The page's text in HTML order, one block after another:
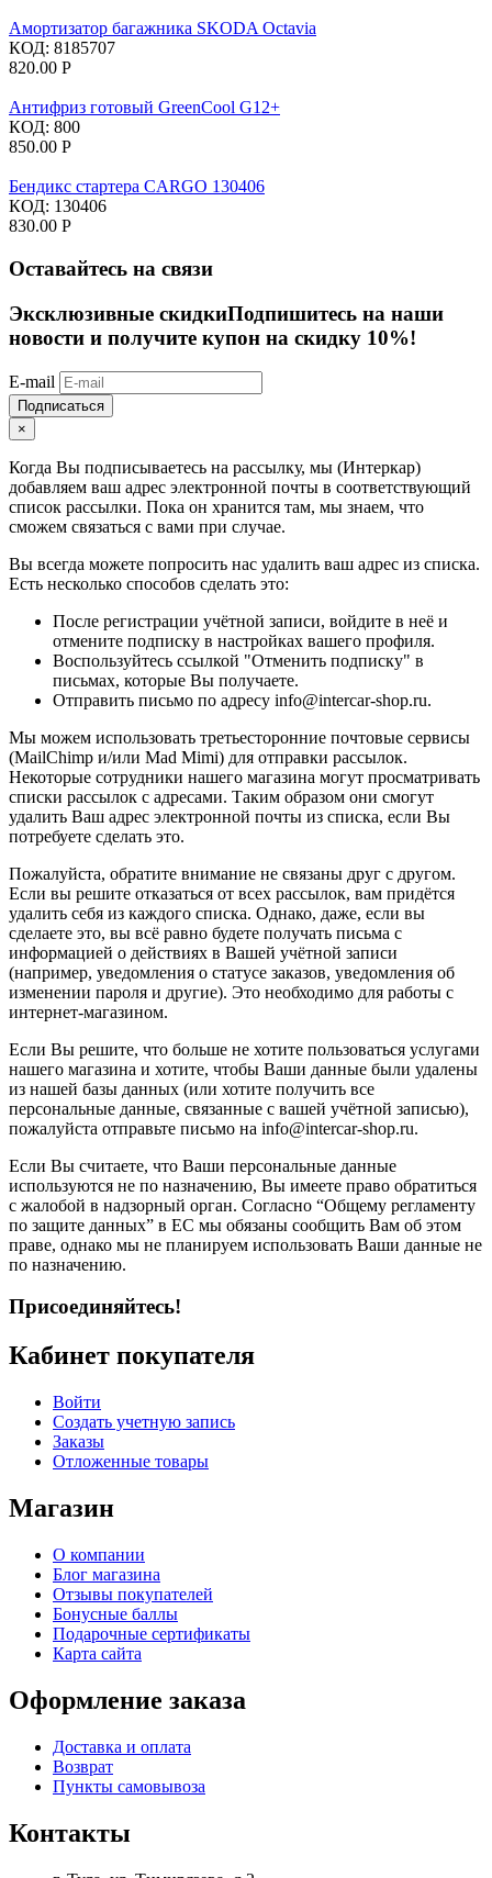
Амортизатор багажника SKODA Octavia
КОД: 8185707
820.00 Р
Антифриз готовый GreenCool G12+
КОД: 800
850.00 Р
Бендикс стартера CARGO 130406
КОД: 130406
830.00 Р
Оставайтесь на связи
Эксклюзивные скидкиПодпишитесь на наши
новости и получите купон на скидку 10%!
E-mail
Подписаться
×
Когда Вы подписываетесь на рассылку, мы (Интеркар)
добавляем ваш адрес электронной почты в соответствующий
список рассылки. Пока он хранится там, мы знаем, что
сможем связаться с вами при случае.
Вы всегда можете попросить нас удалить ваш адрес из списка.
Есть несколько способов сделать это:
После регистрации учётной записи, войдите в неё и
отмените подписку в настройках вашего профиля.
Воспользуйтесь ссылкой "Отменить подписку" в
письмах, которые Вы получаете.
Отправить письмо по адресу info@intercar-shop.ru.
Мы можем использовать третьесторонние почтовые сервисы
(MailChimp и/или Mad Mimi) для отправки рассылок.
Некоторые сотрудники нашего магазина могут просматривать
списки рассылок с адресами. Таким образом они смогут
удалить Ваш адрес электронной почты из списка, если Вы
потребуете сделать это.
Пожалуйста, обратите внимание не связаны друг с другом.
Если вы решите отказаться от всех рассылок, вам придётся
удалить себя из каждого списка. Однако, даже, если вы
сделаете это, вы всё равно будете получать письма с
информацией о действиях в Вашей учётной записи
(например, уведомления о статусе заказов, уведомления об
изменении пароля и другие). Это необходимо для работы с
интернет-магазином.
Если Вы решите, что больше не хотите пользоваться услугами
нашего магазина и хотите, чтобы Ваши данные были удалены
из нашей базы данных (или хотите получить все
персональные данные, связанные с вашей учётной записью),
пожалуйста отправьте письмо на info@intercar-shop.ru.
Если Вы считаете, что Ваши персональные данные
используются не по назначению, Вы имеете право обратиться
с жалобой в надзорный орган. Согласно “Общему регламенту
по защите данных” в ЕС мы обязаны сообщить Вам об этом
праве, однако мы не планируем использовать Ваши данные не
по назначению.
Присоединяйтесь!
Кабинет покупателя
Войти
Создать учетную запись
Заказы
Отложенные товары
Магазин
О компании
Блог магазина
Отзывы покупателей
Бонусные баллы
Подарочные сертификаты
Карта сайта
Оформление заказа
Доставка и оплата
Возврат
Пункты самовывоза
Контакты